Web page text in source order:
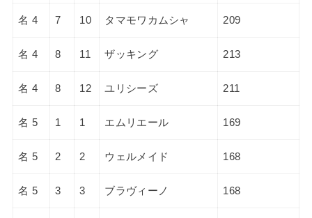
名 4 7 10 タマモワカムシャ 209
名 4 8 11 ザッキング 213
名 4 8 12 ユリシーズ 211
名 5 1 1 エムリエール 169
名 5 2 2 ウェルメイド 168
名 5 3 3 ブラヴィーノ 168